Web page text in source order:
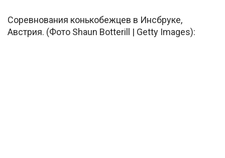
Соревнования конькобежцев в Инсбруке,
Австрия. (Фото Shaun Botterill | Getty Images):